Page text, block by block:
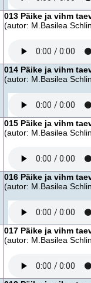
013 Päike ja vihm
(autor: M.Basilea
014 Päike ja vihm
(autor: M.Basilea
015 Päike ja vihm
(autor: M.Basilea
016 Päike ja vihm
(autor: M.Basilea
017 Päike ja vihm
(autor: M.Basilea